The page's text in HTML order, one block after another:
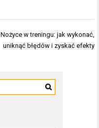
Nożyce w treningu: jak wykonać,
uniknąć błędów i zyskać efekty